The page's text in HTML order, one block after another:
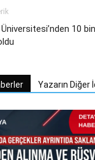
10
Yazarın Diğer